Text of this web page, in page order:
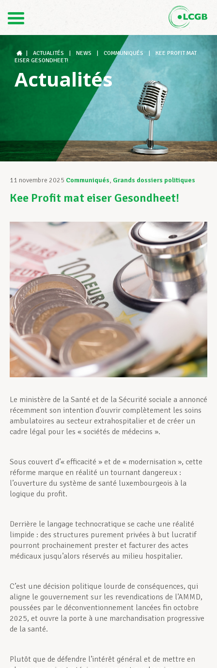
DE
Le LCGB
Structures syndicales
Assistance au Travail
Vos droits
Assistance en vie privée
Développement professionnel
Devenir Membre
Actualités
ACTUALITÉS NEWS COMMUNIQUÉS
KEE PROFIT MAT
EISER GESONDHEET!
Actualités
11 novembre 2025 Communiqués, Grands dossiers politiques
Kee Profit mat eiser Gesondheet!
Le ministère de la Santé et de la Sécurité sociale a annoncé
récemment son intention d’ouvrir complètement les soins
ambulatoires au secteur extrahospitalier et de créer un
cadre légal pour les « sociétés de médecins ».
Sous couvert d’« efficacité » et de « modernisation », cette
réforme marque en réalité un tournant dangereux :
l’ouverture du système de santé luxembourgeois à la
logique du profit.
Derrière le langage technocratique se cache une réalité
limpide : des structures purement privées à but lucratif
pourront prochainement prester et facturer des actes
médicaux jusqu’alors réservés au milieu hospitalier.
C’est une décision politique lourde de conséquences, qui
aligne le gouvernement sur les revendications de l’AMMD,
poussées par le déconventionnement lancées fin octobre
2025, et ouvre la porte à une marchandisation progressive
de la santé.
Plutôt que de défendre l’intérêt général et de mettre en